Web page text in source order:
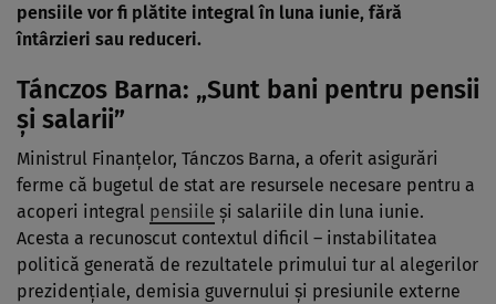
pensiile vor fi plătite integral în luna iunie, fără
întârzieri sau reduceri.
Tánczos Barna: „Sunt bani pentru pensii
și salarii”
Ministrul Finanțelor, Tánczos Barna, a oferit asigurări
ferme că bugetul de stat are resursele necesare pentru a
acoperi integral pensiile și salariile din luna iunie.
Acesta a recunoscut contextul dificil – instabilitatea
politică generată de rezultatele primului tur al alegerilor
prezidențiale, demisia guvernului și presiunile externe